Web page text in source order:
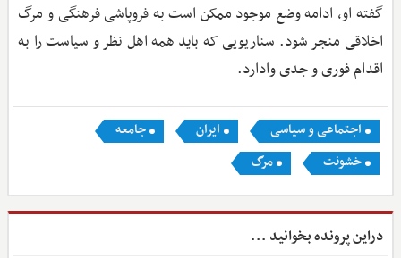
گفته او، ادامه وضع موجود ممکن است به فروپاشی فرهنگی و مرگ
اخلاقی منجر شود. سناریویی که باید همه اهل نظر و سیاست را به
اقدام فوری و جدی وادارد.
اجتماعی و سیاسی ایران
جامعه
خشونت
مرگ
دراین پرونده بخوانید ...